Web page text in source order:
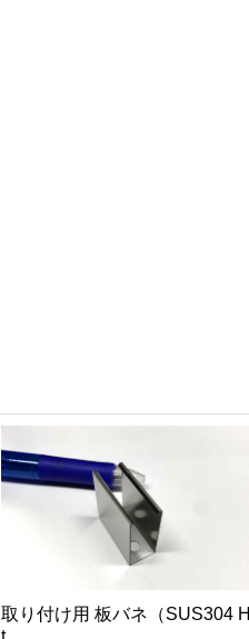
取り付け用 板バネ（SUS304 H